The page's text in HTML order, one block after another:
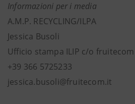
Informazioni per i media
A.M.P. RECYCLING/ILPA
Jessica Busoli
Ufficio stampa ILIP c/o fruitecom
+39 366 5725233
jessica.busoli@fruitecom.it